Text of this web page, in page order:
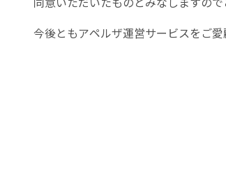
今後ともアペルザ運営サービスをご